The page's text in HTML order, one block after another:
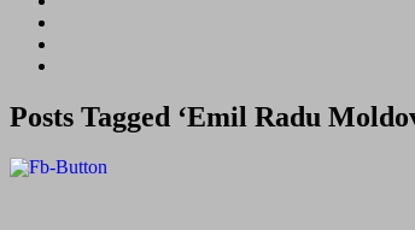
Posts Tagged ‘Emil Radu